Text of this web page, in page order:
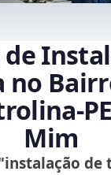
de
Mim
de